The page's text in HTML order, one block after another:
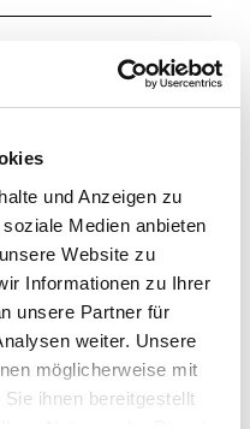
und Anzeigen zu
Medien anbieten
Website zu
Informationen zu Ihrer
unsere Partner für
weiter. Unsere
möglicherweise mit
ihnen bereitgestellt